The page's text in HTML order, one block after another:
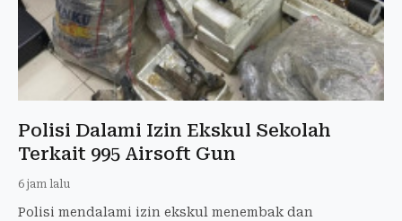
Polisi Dalami Izin Ekskul Sekolah
Terkait 995 Airsoft Gun
6 jam lalu
Polisi mendalami izin ekskul menembak dan